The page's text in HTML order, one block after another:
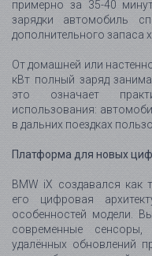
особенностей модели.
современные
удалённых обновлений
помощи водителю,
BMW подчёркивала,
высокой способностью
предыдущими моделями
функций, которые
экосистемы автомобиля.
Новый BMW iDrive на
взаимодействие с
Голосовое управление,